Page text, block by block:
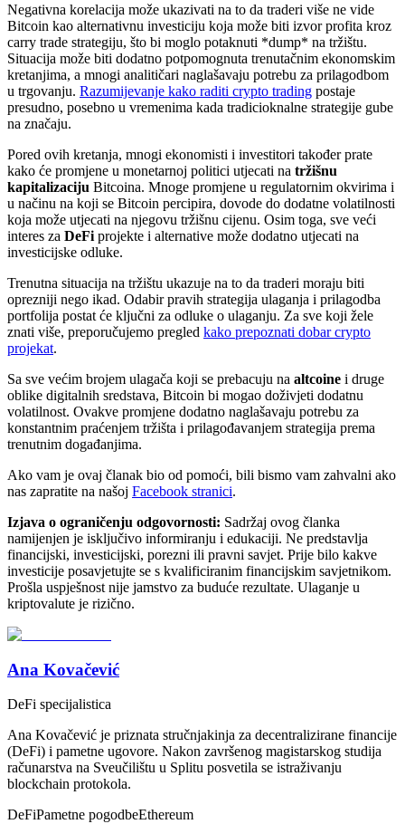
Negativna korelacija može ukazivati na to da traderi više ne vide
Bitcoin kao alternativnu investiciju koja može biti izvor profita kroz
carry trade strategiju, što bi moglo potaknuti *dump* na tržištu.
Situacija može biti dodatno potpomognuta trenutačnim ekonomskim
kretanjima, a mnogi analitičari naglašavaju potrebu za prilagodbom
u trgovanju. Razumijevanje kako raditi crypto trading postaje
presudno, posebno u vremenima kada tradicioknalne strategije gube
na značaju.
Pored ovih kretanja, mnogi ekonomisti i investitori također prate
kako će promjene u monetarnoj politici utjecati na tržišnu
kapitalizaciju Bitcoina. Mnoge promjene u regulatornim okvirima i
u načinu na koji se Bitcoin percipira, dovode do dodatne volatilnosti
koja može utjecati na njegovu tržišnu cijenu. Osim toga, sve veći
interes za DeFi projekte i alternative može dodatno utjecati na
investicijske odluke.
Trenutna situacija na tržištu ukazuje na to da traderi moraju biti
oprezniji nego ikad. Odabir pravih strategija ulaganja i prilagodba
portfolija postat će ključni za odluke o ulaganju. Za sve koji žele
znati više, preporučujemo pregled kako prepoznati dobar crypto
projekat.
Sa sve većim brojem ulagača koji se prebacuju na altcoine i druge
oblike digitalnih sredstava, Bitcoin bi mogao doživjeti dodatnu
volatilnost. Ovakve promjene dodatno naglašavaju potrebu za
konstantnim praćenjem tržišta i prilagođavanjem strategija prema
trenutnim događanjima.
Ako vam je ovaj članak bio od pomoći, bili bismo vam zahvalni ako
nas zapratite na našoj Facebook stranici.
Izjava o ograničenju odgovornosti: Sadržaj ovog članka
namijenjen je isključivo informiranju i edukaciji. Ne predstavlja
financijski, investicijski, porezni ili pravni savjet. Prije bilo kakve
investicije posavjetujte se s kvalificiranim financijskim savjetnikom.
Prošla uspješnost nije jamstvo za buduće rezultate. Ulaganje u
kriptovalute je rizično.
Ana Kovačević
DeFi specijalistica
Ana Kovačević je priznata stručnjakinja za decentralizirane financije
(DeFi) i pametne ugovore. Nakon završenog magistarskog studija
računarstva na Sveučilištu u Splitu posvetila se istraživanju
blockchain protokola.
DeFiPametne pogodbeEthereum